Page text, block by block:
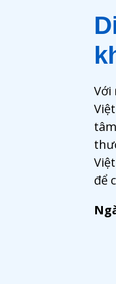
Với
để